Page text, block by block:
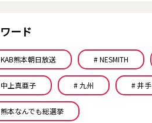
ード
熊本朝日放送 # NESMITH
上真亜子 # 九州 # 井
本なんでも総選挙